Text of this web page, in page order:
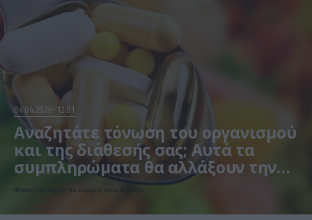
04.04.2026 12:01
Αναζητάτε τόνωση του οργανισμού
και της διάθεσής σας; Αυτά τα
συμπληρώματα θα αλλάξουν την
καθημερινότητά σας!
Φυσική υποστήριξη για ενέργεια, υγεία & ευεξία